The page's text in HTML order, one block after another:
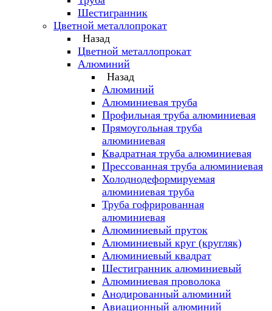
Шестигранник
Цветной металлопрокат
Назад
Цветной металлопрокат
Алюминий
Назад
Алюминий
Алюминиевая труба
Профильная труба алюминиевая
Прямоугольная труба
алюминиевая
Квадратная труба алюминиевая
Прессованная труба алюминиевая
Холоднодеформируемая
алюминиевая труба
Труба гофрированная
алюминиевая
Алюминиевый пруток
Алюминиевый круг (кругляк)
Алюминиевый квадрат
Шестигранник алюминиевый
Алюминиевая проволока
Анодированный алюминий
Авиационный алюминий